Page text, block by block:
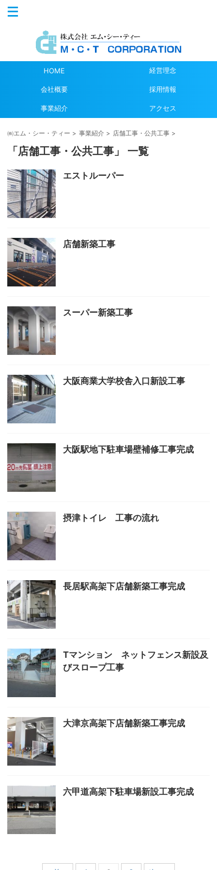
HOME 経営理念
会社概要 採用情報
事業紹介 アクセス
㈱エム・シー・ティー > 事業紹介 > 店舗工事・公共工事 >
「店舗工事・公共工事」 一覧
エストルーパー
店舗新築工事
スーパー新築工事
大阪商業大学校舎入口新設工事
大阪駅地下駐車場壁補修工事完成
摂津トイレ 工事の流れ
長居駅高架下店舗新築工事完成
Tマンション ネットフェンス新設及
びスロープ工事
大津京高架下店舗新築工事完成
六甲道高架下駐車場新設工事完成